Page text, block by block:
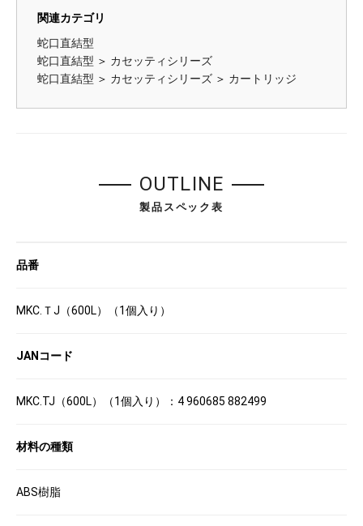
関連カテゴリ
蛇口直結型
蛇口直結型 ＞ カセッティシリーズ
蛇口直結型 ＞ カセッティシリーズ ＞ カートリッジ
OUTLINE
製品スペック表
品番
MKC.ＴJ（600L）（1個入り）
JANコード
MKC.TJ（600L）（1個入り）：4 960685 882499
材料の種類
ABS樹脂